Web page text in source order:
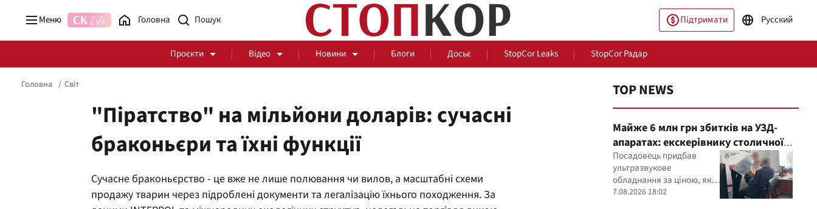
Меню Головна Підтримати Русский
Проєкти Відео Новини Блоги Досьє StopCor Leaks StopCor Радар
Стоп Політичній Корупції Чесні закупівлі За парканом
Здоров'я Події
Головна Світ
"Піратство" на мільйони доларів: сучасні
браконьєри та їхні функції
Сучасне браконьєрство - це вже не лише полювання чи вилов, а масштабні схеми
продажу тварин через підроблені документи та легалізацію їхнього походження. За
TOP NEWS
Майже 6 млн грн збитків на УЗД-
апаратах: екскерівнику столичної
лікарні оголосили підозру
Посадовець придбав
ультразвукове
обладнання за ціною, яка,
як встановили експерти,
7.08.2026 18:02